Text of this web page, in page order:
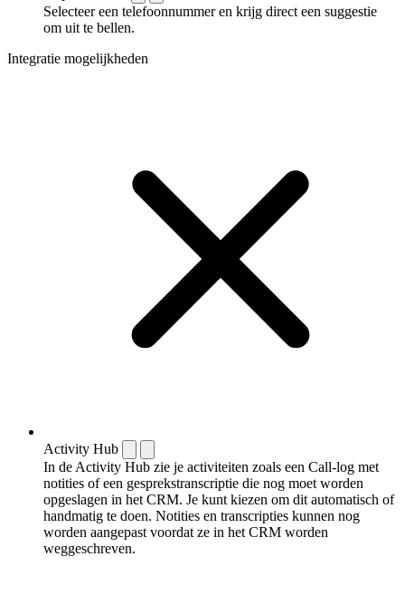
Selecteer een telefoonnummer en krijg direct een suggestie
om uit te bellen.
Integratie mogelijkheden
Activity Hub
In de Activity Hub zie je activiteiten zoals een Call-log met
notities of een gespreks­transcriptie die nog moet worden
opgeslagen in het CRM. Je kunt kiezen om dit automatisch of
handmatig te doen. Notities en transcripties kunnen nog
worden aangepast voordat ze in het CRM worden
weggeschreven.